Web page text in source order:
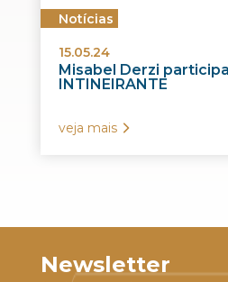
Notícias
15.05.24
Misabel Derzi
INTINEIRANTE
veja mais
Newsletter